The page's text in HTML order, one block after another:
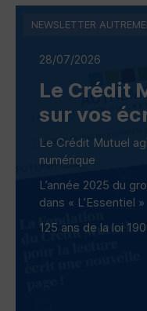
28/07/2026
Le Crédit
sur vos
Le Crédit Mutuel
numérique
L’année 2025 du
dans « L’Essentiel »
125 ans de la loi
NEWSLETTER